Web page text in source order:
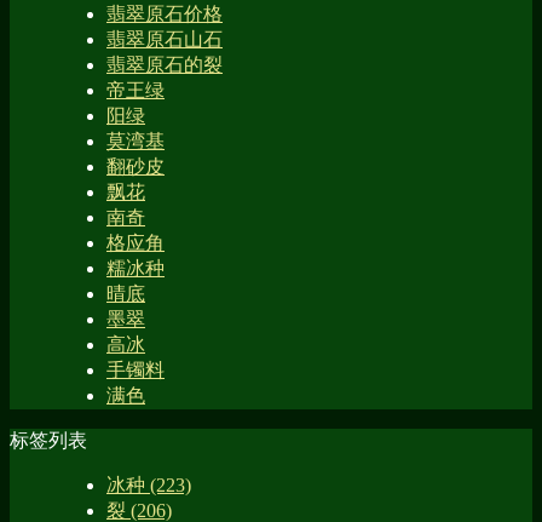
翡翠原石价格
翡翠原石山石
翡翠原石的裂
帝王绿
阳绿
莫湾基
翻砂皮
飘花
南奇
格应角
糯冰种
晴底
墨翠
高冰
手镯料
满色
标签列表
冰种 (223)
裂 (206)